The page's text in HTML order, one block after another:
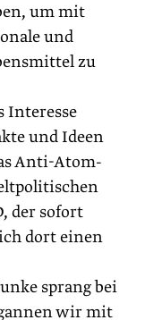
um mit
und
zu
Interesse
und Ideen
Anti-Atom-
der sofort
dort einen
sprang bei
wir mit